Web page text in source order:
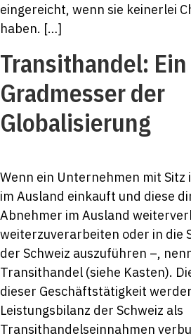
eingereicht, wenn sie keinerlei
haben. […]
Transithandel: Ein
Gradmesser der
Globalisierung
Wenn ein Unternehmen mit Sitz
im Ausland einkauft und diese
Abnehmer im Ausland
weiterzuverarbeiten oder in die
der Schweiz auszuführen –,
Transithandel (siehe Kasten).
dieser Geschäftstätigkeit
Leistungsbilanz der Schweiz als
Transithandelseinnahmen